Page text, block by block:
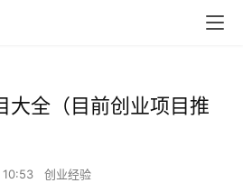
大全（目前创业项目推
10:53 创业经验